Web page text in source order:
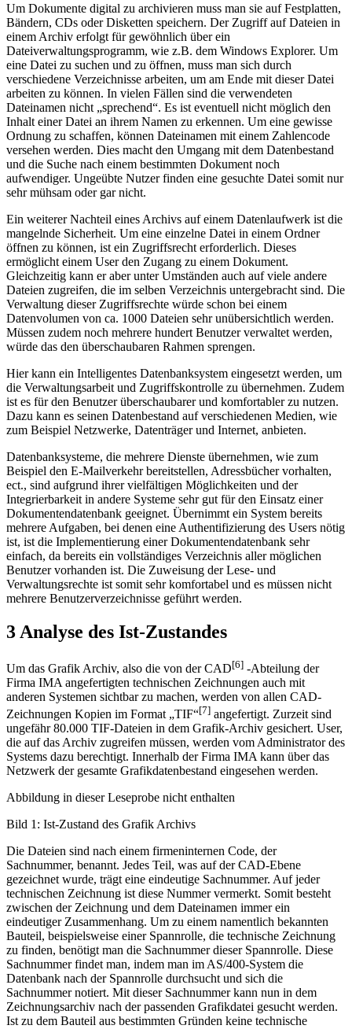
Um Dokumente digital zu archivieren muss man sie auf Festplatten,
Bändern, CDs oder Disketten speichern. Der Zugriff auf Dateien in
einem Archiv erfolgt für gewöhnlich über ein
Dateiverwaltungsprogramm, wie z.B. dem Windows Explorer. Um
eine Datei zu suchen und zu öffnen, muss man sich durch
verschiedene Verzeichnisse arbeiten, um am Ende mit dieser Datei
arbeiten zu können. In vielen Fällen sind die verwendeten
Dateinamen nicht „sprechend“. Es ist eventuell nicht möglich den
Inhalt einer Datei an ihrem Namen zu erkennen. Um eine gewisse
Ordnung zu schaffen, können Dateinamen mit einem Zahlencode
versehen werden. Dies macht den Umgang mit dem Datenbestand
und die Suche nach einem bestimmten Dokument noch
aufwendiger. Ungeübte Nutzer finden eine gesuchte Datei somit nur
sehr mühsam oder gar nicht.
Ein weiterer Nachteil eines Archivs auf einem Datenlaufwerk ist die
mangelnde Sicherheit. Um eine einzelne Datei in einem Ordner
öffnen zu können, ist ein Zugriffsrecht erforderlich. Dieses
ermöglicht einem User den Zugang zu einem Dokument.
Gleichzeitig kann er aber unter Umständen auch auf viele andere
Dateien zugreifen, die im selben Verzeichnis untergebracht sind. Die
Verwaltung dieser Zugriffsrechte würde schon bei einem
Datenvolumen von ca. 1000 Dateien sehr unübersichtlich werden.
Müssen zudem noch mehrere hundert Benutzer verwaltet werden,
würde das den überschaubaren Rahmen sprengen.
Hier kann ein Intelligentes Datenbanksystem eingesetzt werden, um
die Verwaltungsarbeit und Zugriffskontrolle zu übernehmen. Zudem
ist es für den Benutzer überschaubarer und komfortabler zu nutzen.
Dazu kann es seinen Datenbestand auf verschiedenen Medien, wie
zum Beispiel Netzwerke, Datenträger und Internet, anbieten.
Datenbanksysteme, die mehrere Dienste übernehmen, wie zum
Beispiel den E-Mailverkehr bereitstellen, Adressbücher vorhalten,
ect., sind aufgrund ihrer vielfältigen Möglichkeiten und der
Integrierbarkeit in andere Systeme sehr gut für den Einsatz einer
Dokumentendatenbank geeignet. Übernimmt ein System bereits
mehrere Aufgaben, bei denen eine Authentifizierung des Users nötig
ist, ist die Implementierung einer Dokumentendatenbank sehr
einfach, da bereits ein vollständiges Verzeichnis aller möglichen
Benutzer vorhanden ist. Die Zuweisung der Lese- und
Verwaltungsrechte ist somit sehr komfortabel und es müssen nicht
mehrere Benutzerverzeichnisse geführt werden.
3 Analyse des Ist-Zustandes
Um das Grafik Archiv, also die von der CAD[6] -Abteilung der
Firma IMA angefertigten technischen Zeichnungen auch mit
anderen Systemen sichtbar zu machen, werden von allen CAD-
Zeichnungen Kopien im Format „TIF“[7] angefertigt. Zurzeit sind
ungefähr 80.000 TIF-Dateien in dem Grafik-Archiv gesichert. User,
die auf das Archiv zugreifen müssen, werden vom Administrator des
Systems dazu berechtigt. Innerhalb der Firma IMA kann über das
Netzwerk der gesamte Grafikdatenbestand eingesehen werden.
Abbildung in dieser Leseprobe nicht enthalten
Bild 1: Ist-Zustand des Grafik Archivs
Die Dateien sind nach einem firmeninternen Code, der
Sachnummer, benannt. Jedes Teil, was auf der CAD-Ebene
gezeichnet wurde, trägt eine eindeutige Sachnummer. Auf jeder
technischen Zeichnung ist diese Nummer vermerkt. Somit besteht
zwischen der Zeichnung und dem Dateinamen immer ein
eindeutiger Zusammenhang. Um zu einem namentlich bekannten
Bauteil, beispielsweise einer Spannrolle, die technische Zeichnung
zu finden, benötigt man die Sachnummer dieser Spannrolle. Diese
Sachnummer findet man, indem man im AS/400-System die
Datenbank nach der Spannrolle durchsucht und sich die
Sachnummer notiert. Mit dieser Sachnummer kann nun in dem
Zeichnungsarchiv nach der passenden Grafikdatei gesucht werden.
Ist zu dem Bauteil aus bestimmten Gründen keine technische